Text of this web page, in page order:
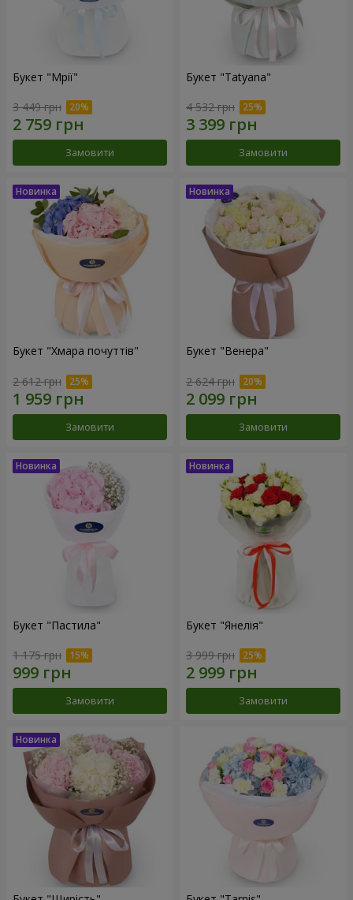
Букет "Мрії"
3 449 грн
Замовити
Букет "Tatyana"
4 532 грн
Замовити
Букет "Хмара почуттів"
2 612 грн
Замовити
Букет "Венера"
2 624 грн
Замовити
Букет "Пастила"
1 175 грн
Замовити
Букет "Янелія"
3 999 грн
Замовити